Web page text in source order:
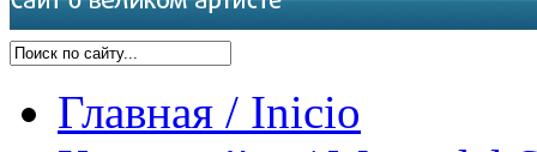
Главная / Inicio